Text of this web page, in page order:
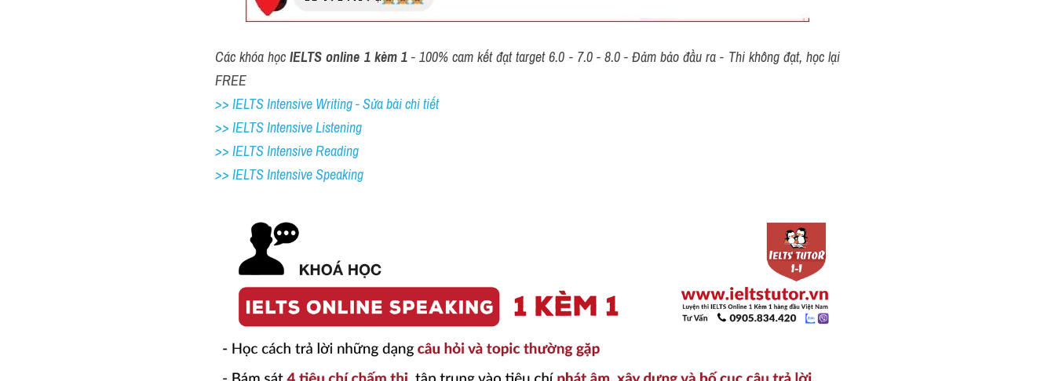
Các khóa học IELTS online 1 kèm 1 - 100% cam kết đạt target 6.0 - 7.0 - 8.0 - Đảm bảo đầu ra - Thi không đạt, học lại
FREE
>> IELTS Intensive Writing - Sửa bài chi tiết
>> IELTS Intensive Listening
>> IELTS Intensive Reading
>> IELTS Intensive Speaking